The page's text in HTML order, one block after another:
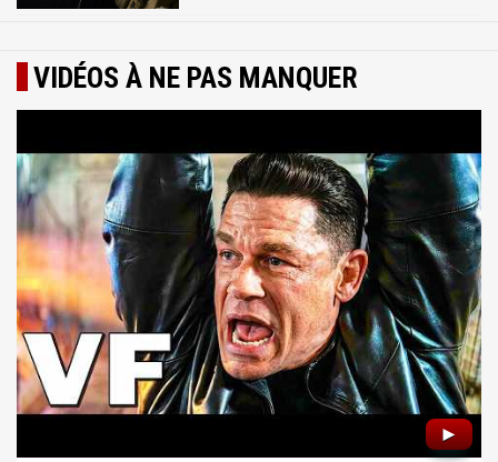
VIDÉOS À NE PAS MANQUER
►